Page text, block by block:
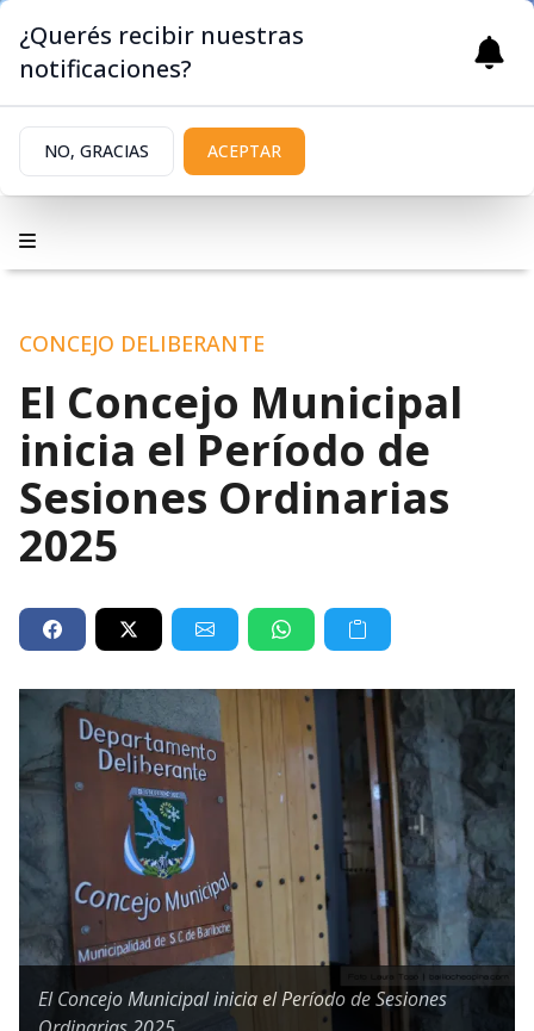
CONCEJO DELIBERANTE
El Concejo Municipal
inicia el Período de
Sesiones Ordinarias
2025
El Concejo Municipal inicia el Período de Sesiones
¿Querés recibir nuestras
notificaciones?
NO, GRACIAS ACEPTAR